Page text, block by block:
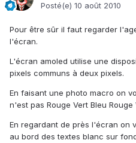
Posté(e) 10 août 2010
Pour être sûr il faut regarder
l'écran.
L'écran amoled utilise une
pixels communs à deux pixels.
En faisant une photo macro on
n'est pas Rouge Vert Bleu Rouge
En regardant de près l'écran on
au bord des textes blanc sur